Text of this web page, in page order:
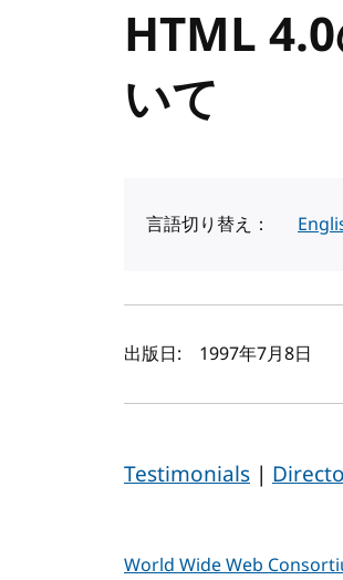
HTML
いて
言語切り替え：
著者と公開日
出版日: 1997年7月8日
Testimonials |
World Wide Web